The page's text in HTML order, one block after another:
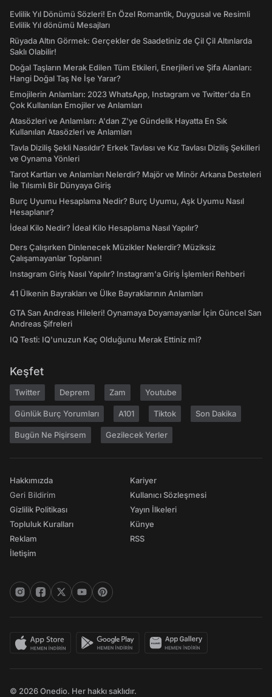
Evlilik Yıl Dönümü Sözleri! En Özel Romantik, Duygusal ve Resimli
Evlilik Yıl dönümü Mesajları
Rüyada Altın Görmek: Gerçekler de Saadetiniz de Çil Çil Altınlarda
Saklı Olabilir!
Doğal Taşların Merak Edilen Tüm Etkileri, Enerjileri ve Şifa Alanları:
Hangi Doğal Taş Ne İşe Yarar?
Emojilerin Anlamları: 2023 WhatsApp, Instagram ve Twitter'da En
Çok Kullanılan Emojiler ve Anlamları
Atasözleri ve Anlamları: A'dan Z'ye Gündelik Hayatta En Sık
Kullanılan Atasözleri ve Anlamları
Tavla Diziliş Şekli Nasıldır? Erkek Tavlası ve Kız Tavlası Diziliş Şekilleri
ve Oynama Yönleri
Tarot Kartları ve Anlamları Nelerdir? Majör ve Minör Arkana Desteleri
İle Tılsımlı Bir Dünyaya Giriş
Burç Uyumu Hesaplama Nedir? Burç Uyumu, Aşk Uyumu Nasıl
Hesaplanır?
İdeal Kilo Nedir? İdeal Kilo Hesaplama Nasıl Yapılır?
Ders Çalışırken Dinlenecek Müzikler Nelerdir? Müziksiz
Çalışamayanlar Toplanın!
Instagram Giriş Nasıl Yapılır? Instagram'a Giriş İşlemleri Rehberi
41 Ülkenin Bayrakları ve Ülke Bayraklarının Anlamları
GTA San Andreas Hileleri! Oynamaya Doyamayanlar İçin Güncel San
Andreas Şifreleri
IQ Testi: IQ'unuzun Kaç Olduğunu Merak Ettiniz mi?
Keşfet
Twitter Deprem Zam Youtube
Günlük Burç Yorumları A101 Tiktok Son Dakika
Bugün Ne Pişirsem Gezilecek Yerler
Hakkımızda
Geri Bildirim
Gizlilik Politikası
Topluluk Kuralları
Reklam
İletişim
Kariyer
Kullanıcı Sözleşmesi
Yayın İlkeleri
Künye
RSS
© 2026 Onedio. Her hakkı saklıdır.